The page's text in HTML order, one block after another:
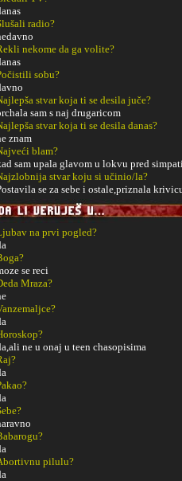
radio?
nekome da ga volite?
sobu?
stvar koja ti se desila juče?
sam s naj drugaricom
stvar koja ti se desila danas?
znam
blam?
sam upala glavom u lokvu pred
stvar koju si učinio/la?
se za sebe i ostale,priznala
na prvi pogled?
se reci
Mraza?
ne u onaj u teen chasopisima
pilulu?